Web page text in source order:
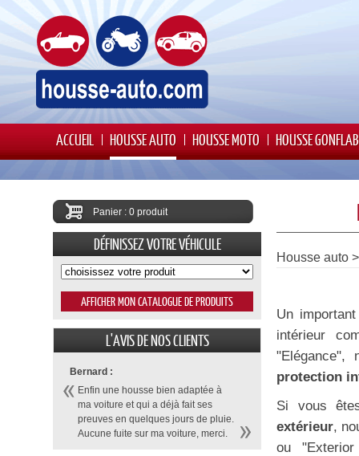
ACCUEIL HOUSSE AUTO HOUSSE MOTO HOUSSE
Housse auto
Un
intérieur
"Elégance",
protection
Si vous
extérieur,
ou
Panier : 0 produit
DÉFINISSEZ VOTRE VÉHICULE
L'AVIS DE NOS CLIENTS
Bernard :
Enfin une housse bien adaptée à
ma voiture et qui a déjà fait ses
preuves en quelques jours de pluie.
Aucune fuite sur ma voiture, merci.